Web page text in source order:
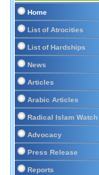
Home
List of Atrocities
List of Hardships
News
Articles
Arabic Articles
Radical Islam Watch
Advocacy
Press Release
Reports